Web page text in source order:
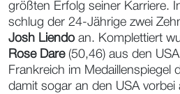
größten Erfolg seiner Karriere.
schlug der 24-Jährige zwei
Josh Liendo an. Komplettiert
Rose Dare(50,46) aus den
Frankreich im Medaillenspiegel
damit sogar an den USA vorbei